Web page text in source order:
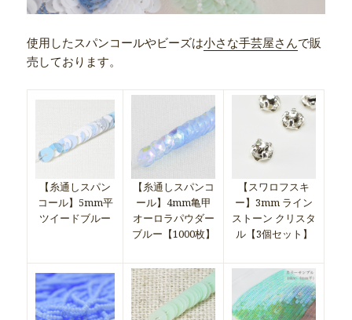
使用したスパンコールやビーズは小さな手芸屋さんで販
売しております。
【糸通しスパン
コール】5mm平
ツイードブルー
【糸通しスパンコ
ール】4mm亀甲
オーロラパウダー
ブルー【1000枚】
【スワロフスキ
ー】3mm ライン
ストーン クリスタ
ル【3個セット】